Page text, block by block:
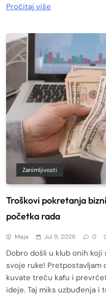
Pročitaj više
Zanimljivosti
Troškovi pokretanja
početka rada
Maja Jul 9, 2026 0
Dobro došli u klub onih
svoje ruke! Pretpostavljam
kuvate treću kafu i
ideje. Taj miks uzbuđenja i